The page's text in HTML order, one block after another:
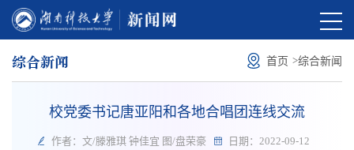
综合新闻 首页 >综合新闻
校党委书记唐亚阳和各地合唱团连线交流
作者：文/滕雅琪 钟佳宜 图/盘荣豪
日期：2022-09-12